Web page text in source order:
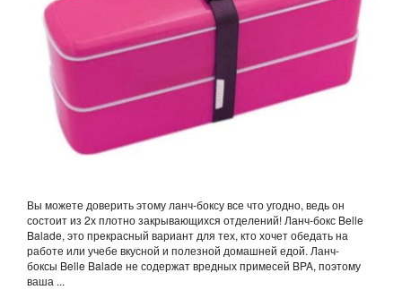
Вы можете доверить этому ланч-боксу все что угодно, ведь он
состоит из 2х плотно закрывающихся отделений! Ланч-бокс Belle
Balade, это прекрасный вариант для тех, кто хочет обедать на
работе или учебе вкусной и полезной домашней едой. Ланч-
боксы Belle Balade не содержат вредных примесей BPA, поэтому
ваша ...